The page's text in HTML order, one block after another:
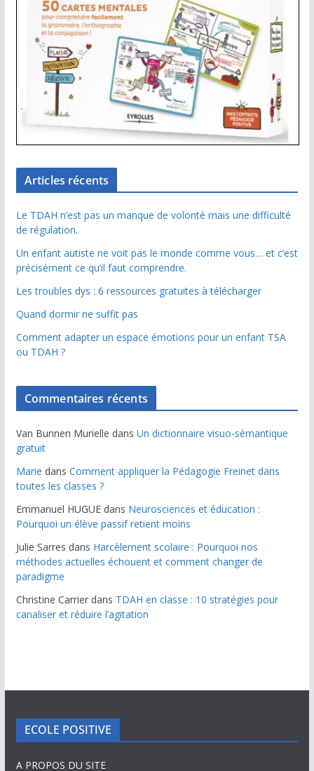
Articles récents
Le TDAH n’est pas un manque de volonté mais une difficulté
de régulation.
Un enfant autiste ne voit pas le monde comme vous… et c’est
précisément ce qu’il faut comprendre.
Les troubles dys : 6 ressources gratuites à télécharger
Quand dormir ne suffit pas
Comment adapter un espace émotions pour un enfant TSA
ou TDAH ?
Commentaires récents
Van Bunnen Murielle dans Un dictionnaire visuo-sémantique
gratuit
Marie dans Comment appliquer la Pédagogie Freinet dans
toutes les classes ?
Emmanuel HUGUEdans Neurosciences et éducation :
Pourquoi un élève passif retient moins
Julie Sarres dans Harcèlement scolaire : Pourquoi nos
méthodes actuelles échouent et comment changer de
paradigme
Christine Carrierdans TDAH en classe : 10 stratégies pour
canaliser et réduire l’agitation
ECOLE POSITIVE
A PROPOS DU SITE